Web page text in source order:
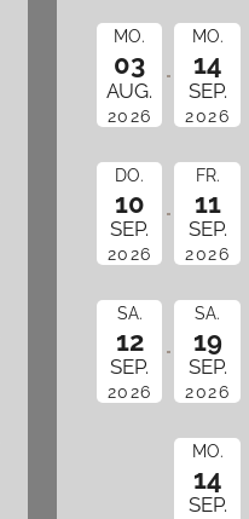
MO.
03
AUG.
2026
MO.
14
SEP.
2026
DO.
10
SEP.
2026
FR.
11
SEP.
2026
SA.
12
SEP.
2026
SA.
19
SEP.
2026
MO.
14
SEP.